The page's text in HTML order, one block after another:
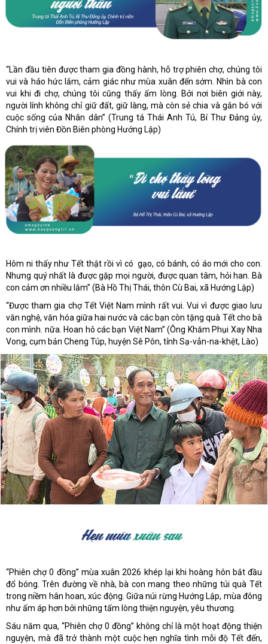
“Lần đầu tiên được tham gia đồng hành, hỗ trợ phiên chợ, chúng tôi
vui và háo hức lắm, cảm giác như mùa xuân đến sớm. Nhìn bà con
vui khi đi chợ, chúng tôi cũng thấy ấm lòng. Bởi nơi biên giới này,
người lính không chỉ giữ đất, giữ làng, mà còn sẻ chia và gắn bó với
cuộc sống của Nhân dân” (Trung tá Thái Anh Tú, Bí Thư Đảng ủy,
Chính trị viên Đồn Biên phòng Hướng Lập)
Hôm ni thấy như Tết thật rồi vì có gạo, có bánh, có áo mới cho con.
Nhưng quý nhất là được gặp mọi người, được quan tâm, hỏi han. Bà
con cảm ơn nhiều lắm” (Bà Hồ Thị Thái, thôn Cù Bai, xã Hướng Lập)
“Được tham gia chợ Tết Việt Nam mình rất vui. Vui vì được giao lưu
văn nghệ, văn hóa giữa hai nước và các bạn còn tặng quà Tết cho bà
con mình. nữa. Hoan hô các bạn Việt Nam” (Ông Khăm Phụi Xay Nha
Vong, cụm bản Cheng Túp, huyện Sê Pôn, tỉnh Sạ-vẳn-na-khệt, Lào)
“Phiên chợ 0 đồng” mùa xuân 2026 khép lại khi hoàng hôn bắt đầu
đổ bóng. Trên đường về nhà, bà con mang theo những túi quà Tết
trong niềm hân hoan, xúc động. Giữa núi rừng Hướng Lập, mùa đông
như ấm áp hơn bởi những tấm lòng thiện nguyện, yêu thương.
Sáu năm qua, “Phiên chợ 0 đồng” không chỉ là một hoạt động thiện
nguyện, mà đã trở thành một cuộc hẹn nghĩa tình mỗi độ Tết đến,